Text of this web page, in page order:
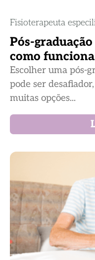
Fisioterapeuta
Pós-
como
Escolher uma pós-
pode ser
muitas opções...